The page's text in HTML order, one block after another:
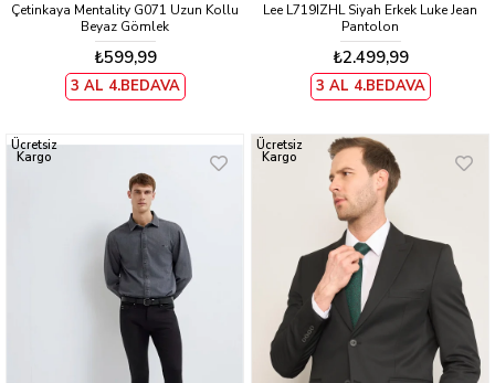
Çetinkaya Mentality G071 Uzun Kollu
Beyaz Gömlek
₺599,99
3 AL 4.BEDAVA
Lee L719IZHL Siyah Erkek Luke Jean
Pantolon
₺2.499,99
3 AL 4.BEDAVA
Ücretsiz
Kargo
Ücretsiz
Kargo